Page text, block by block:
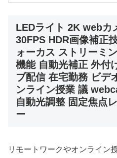
LEDライト 2K webカ
30FPS HDR画像補正
ォーカス ストリーミ
機能 自動光補正 外付
ブ配信 在宅勤務 ビデ
ンライン授業 議
自動光調整 固定焦点
ー
リモートワークやオンライン